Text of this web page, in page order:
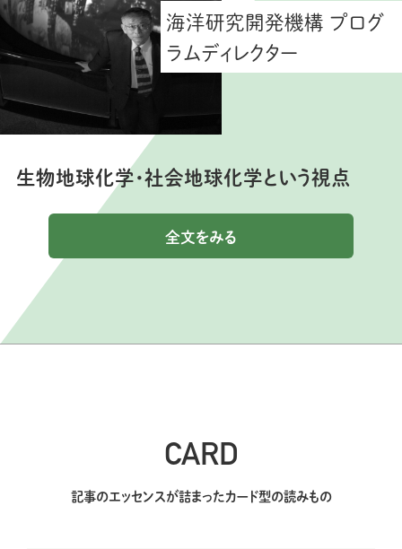
海洋研究開発機構 プログ
ラムディレクター
生物地球化学・社会地球化学という視点
全文をみる
CARD
記事のエッセンスが詰まったカード型の読みもの